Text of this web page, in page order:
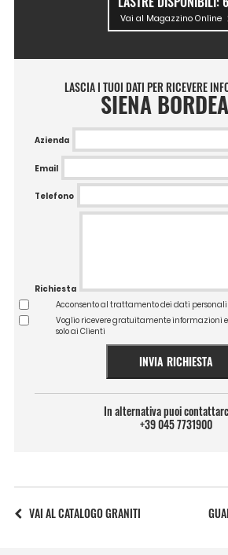
Vai al Magazzino Online
LASCIA I TUOI DATI PER RICEVERE
SIENA
Azienda
Email
Telefono
Richiesta
Acconsento al trattamento dei dati personali
Voglio ricevere gratuitamente informazioni
solo ai Clienti
INVIA RICHIESTA
In alternativa puoi
+39 045 7731900
VAI AL CATALOGO GRANITI